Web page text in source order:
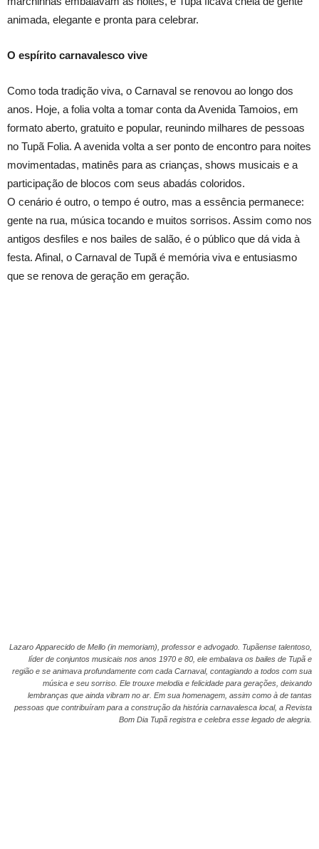
animada, elegante e pronta para celebrar.
O espírito carnavalesco vive
Como toda tradição viva, o Carnaval se renovou ao longo dos
anos. Hoje, a folia volta a tomar conta da Avenida Tamoios, em
formato aberto, gratuito e popular, reunindo milhares de pessoas
no Tupã Folia. A avenida volta a ser ponto de encontro para noites
movimentadas, matinês para as crianças, shows musicais e a
participação de blocos com seus abadás coloridos.
O cenário é outro, o tempo é outro, mas a essência permanece:
gente na rua, música tocando e muitos sorrisos. Assim como nos
antigos desfiles e nos bailes de salão, é o público que dá vida à
festa. Afinal, o Carnaval de Tupã é memória viva e entusiasmo
que se renova de geração em geração.
Lazaro Apparecido de Mello (in memoriam), professor e advogado. Tupãense talentoso,
líder de conjuntos musicais nos anos 1970 e 80, ele embalava os bailes de Tupã e
região e se animava profundamente com cada Carnaval, contagiando a todos com sua
música e seu sorriso. Ele trouxe melodia e felicidade para gerações, deixando
lembranças que ainda vibram no ar. Em sua homenagem, assim como à de tantas
pessoas que contribuíram para a construção da história carnavalesca local, a Revista
Bom Dia Tupã registra e celebra esse legado de alegria.